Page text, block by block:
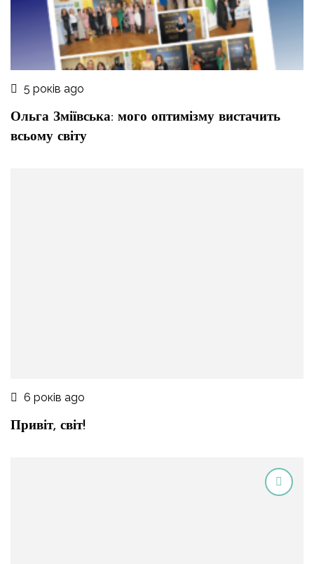
5 років ago
Ольга Зміївська: мого оптимізму вистачить
всьому світу
6 років ago
Привіт, світ!